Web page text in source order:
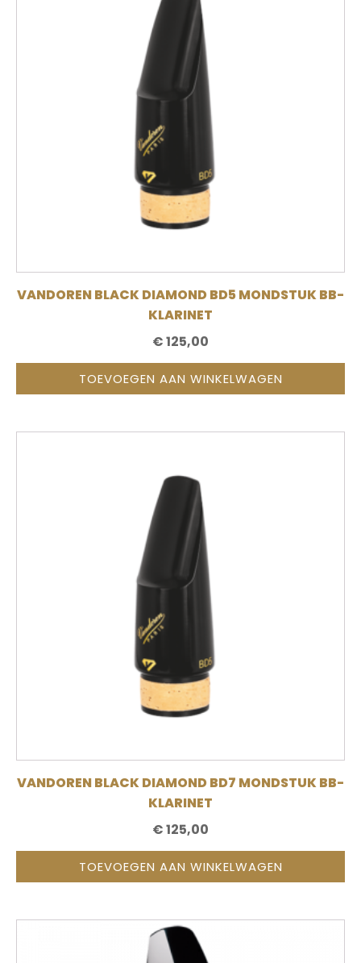
VANDOREN BLACK DIAMOND BD5 MONDSTUK BB-
KLARINET
€125,00
TOEVOEGEN AAN WINKELWAGEN
VANDOREN BLACK DIAMOND BD7 MONDSTUK BB-
KLARINET
€125,00
TOEVOEGEN AAN WINKELWAGEN